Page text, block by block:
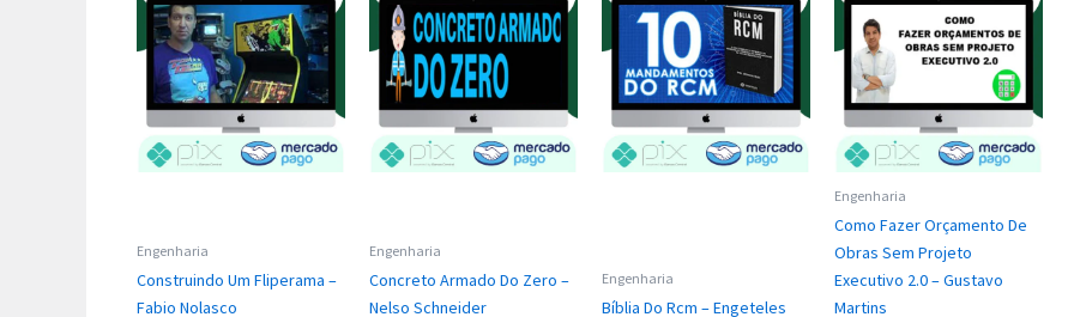
Engenharia
Construindo Um Fliperama –
Fabio Nolasco
Engenharia
Concreto Armado Do Zero –
Nelso Schneider
Engenharia
Bíblia Do Rcm – Engeteles
Engenharia
Como Fazer Orçamento De
Obras Sem Projeto
Executivo 2.0 – Gustavo
Martins